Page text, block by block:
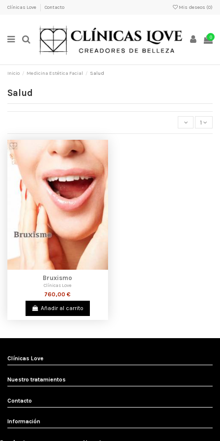
Clínicas Love Contacto Mis deseos (0)
0
Inicio Medicina Estética Facial Salud
Salud
1
Bruxismo
Clínicas Love
760,00 €
Añadir al carrito
Clínicas Love
Nuestro tratamientos
Contacto
Información